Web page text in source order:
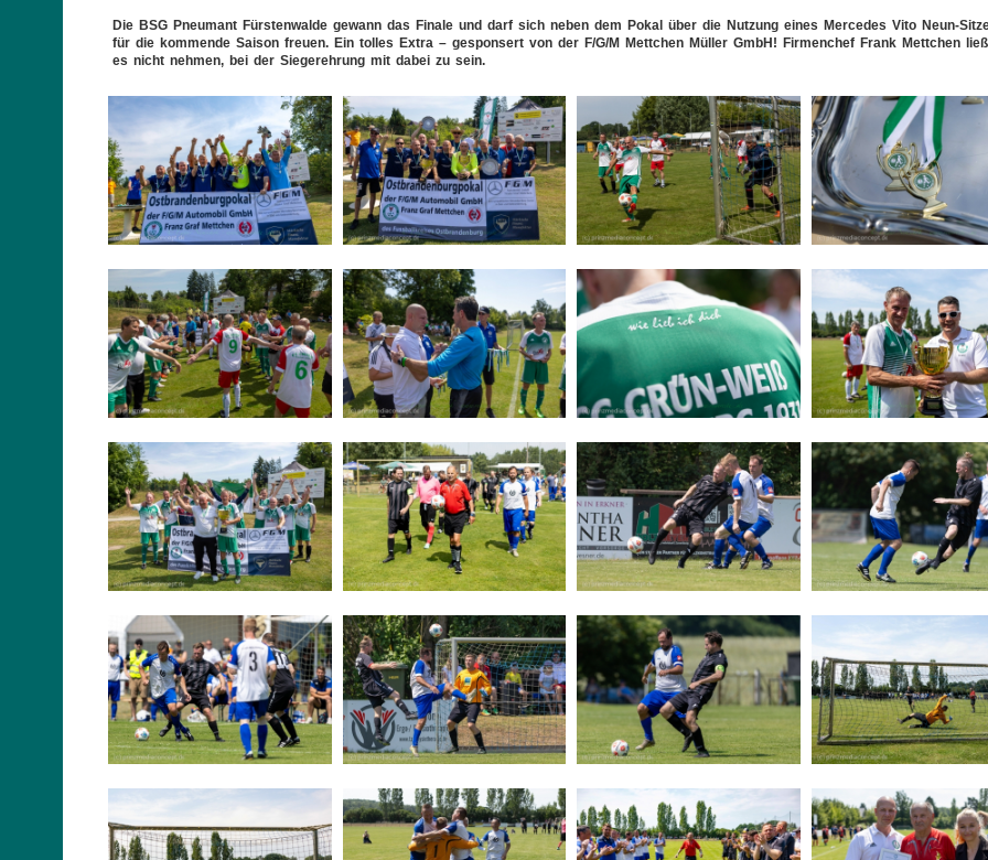
Die BSG Pneumant Fürstenwalde gewann das Finale und darf sich neben dem Pokal über die Nutzung eines Mercedes Vito Neun-
für die kommende Saison freuen. Ein tolles Extra – gesponsert von der F/G/M Mettchen Müller GmbH! Firmenchef Frank Mettchen ließ
es nicht nehmen, bei der Siegerehrung mit dabei zu sein.